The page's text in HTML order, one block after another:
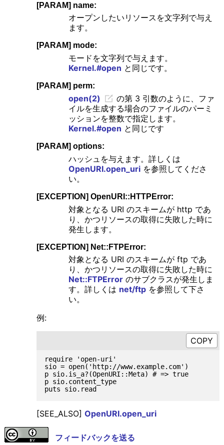
[PARAM] name:
オープンしたいリソースを文字列で与え
ます。
[PARAM] mode:
モードを文字列で与えます。
Kernel.#open と同じです。
[PARAM] perm:
open(2)
の第 3 引数のように、ファ
イルを生成する場合のファイルのパーミ
ッションを整数で指定します。
Kernel.#open と同じです
[PARAM] options:
ハッシュを与えます。詳しくは
OpenURI.open_uriを参照してくださ
い。
[EXCEPTION] OpenURI::HTTPError:
対象となる URI のスキームが http であ
り、かつリソースの取得に失敗した時に
発生します。
[EXCEPTION] Net::FTPError:
対象となる URI のスキームが ftp であ
り、かつリソースの取得に失敗した時に
Net::FTPErrorのサブクラスが発生しま
す。詳しくは net/ftpを参照して下さ
い。
例:
require 'open-uri'
sio = open('http://www.example.com')
p sio.is_a?(OpenURI::Meta) # => true
p sio.content_type
[SEE_ALSO] OpenURI.open_uri
フィードバックを送る